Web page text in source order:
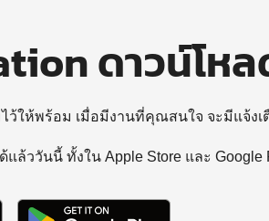
ดาวน์โห
ว้ให้พร้อม เมื่อมีงานที่คุณสนใจ จะมีแจ้ง
แล้ววันนี้ ทั้งใน Apple Store และ Google